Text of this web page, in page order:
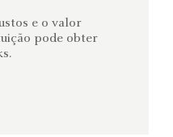
e o valor
pode obter